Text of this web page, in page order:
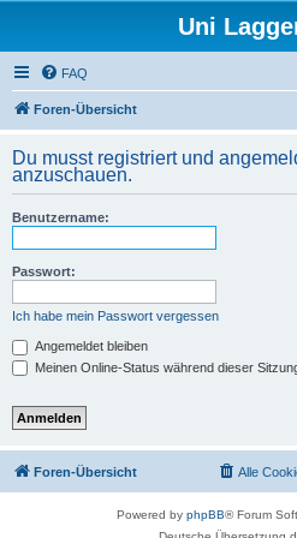
Uni
FAQ
Foren-Übersicht
Du musst registriert und
anzuschauen.
Benutzername:
Passwort:
Ich habe mein Passwort vergessen
Angemeldet bleiben
Meinen Online-Status während dieser
Foren-Übersicht Alle
Powered by phpBB® Forum